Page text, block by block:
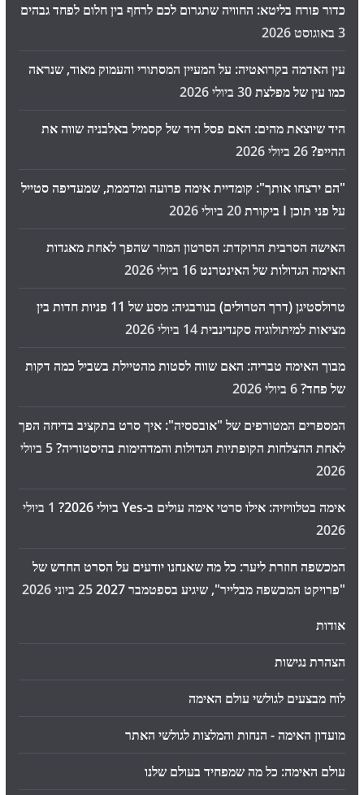
כדור פורח בליטא: החוויה שתגרום לכם לרחף בין חלום לפחד גבהים
3 באוגוסט 2026
עין האדמה בקרואטיה: על המעיין המסתורי והעמוק מאוד, שנראה
כמו עין של מפלצת30 ביולי 2026
היד שיוצאת מהים: האם פסל היד של קסמיל באלבניה שווה את
ההייפ?26 ביולי 2026
"הם ירצחו אותך": קומדיית אימה פרועה ומדממת, שמעדיפה סטייל
על פני תוכן I ביקורת
20 ביולי 2026
האישה הסרבית הרוקדת: הסרטון המוזר שהפך לאחת מאגדות
האימה הגדולות של האינטרנט16 ביולי 2026
טרולסטיגן (דרך הטרולים) בנורבגיה: מסע של 11 פניות חדות בין
מציאות למיתולוגיה סקנדינבית14 ביולי 2026
מבוך האימה טבריה: האם שווה לסטות מהטיילת בשביל כמה דקות
של פחד?6 ביולי 2026
המספרים המטורפים של "אובססיה": איך סרט בתקציב בדיחה הפך
לאחת ההצלחות הקופתיות הגדולות והמדהימות בהיסטוריה?
5 ביולי
2026
אימה בטלוויזיה: אילו סרטי אימה עולים ב-Yes ביולי 2026?
1 ביולי
2026
המכשפה חוזרת ליער: כל מה שאנחנו יודעים על הסרט החדש של
"פרויקט המכשפה מבלייר", שיגיע בספטמבר 2027
25 ביוני 2026
אודות
הצהרת נגישות
לוח מבצעים לגולשי עולם האימה
מועדון האימה - הנחות והמלצות לגולשי האתר
עולם האימה: כל מה שמפחיד בעולם שלנו